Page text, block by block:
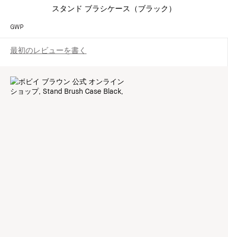
スタンド ブラシケース（ブラック）
GWP
最初のレビューを書く